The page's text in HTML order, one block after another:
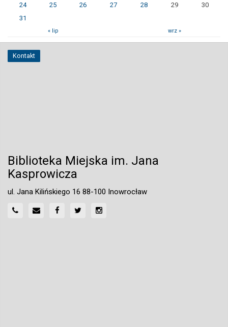
24
25 26 27 28 29
30
31
« lip wrz »
Kontakt
Biblioteka Miejska im. Jana
Kasprowicza
ul. Jana Kilińskiego 16 88-100 Inowrocław